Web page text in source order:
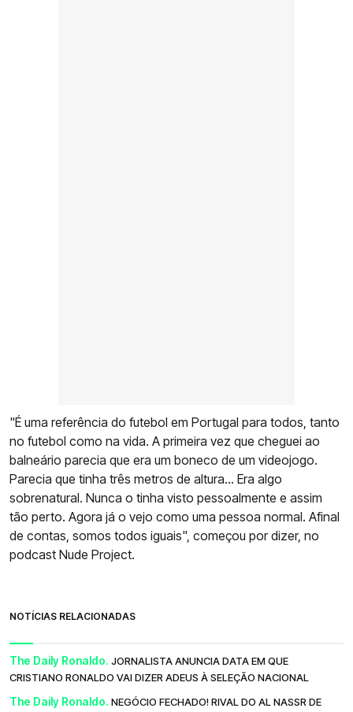
"É uma referência do futebol em Portugal para todos, tanto
no futebol como na vida. A primeira vez que cheguei ao
balneário parecia que era um boneco de um videojogo.
Parecia que tinha três metros de altura... Era algo
sobrenatural. Nunca o tinha visto pessoalmente e assim
tão perto. Agora já o vejo como uma pessoa normal. Afinal
de contas, somos todos iguais", começou por dizer, no
podcast Nude Project.
NOTÍCIAS RELACIONADAS
The Daily Ronaldo. JORNALISTA ANUNCIA DATA EM QUE
CRISTIANO RONALDO VAI DIZER ADEUS À SELEÇÃO NACIONAL
The Daily Ronaldo. NEGÓCIO FECHADO! RIVAL DO AL NASSR DE